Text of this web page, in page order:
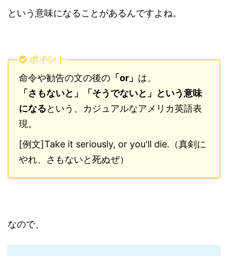
という意味になることがあるんですよね。
ポイント
命令や勧告の文の後の 「or」 は、
「さもないと」「そうでないと」という意味
になるという、カジュアルなアメリカ英語表
現。
[例文]Take it seriously, or you'll die.（真剣に
やれ、さもないと死ぬぜ）
なので、